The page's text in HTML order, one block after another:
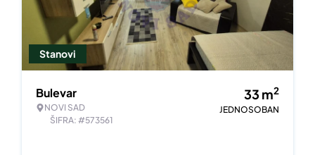
Stanovi
Bulevar
NOVI SAD
ŠIFRA: #573561
33 m2
JEDNOSOBAN